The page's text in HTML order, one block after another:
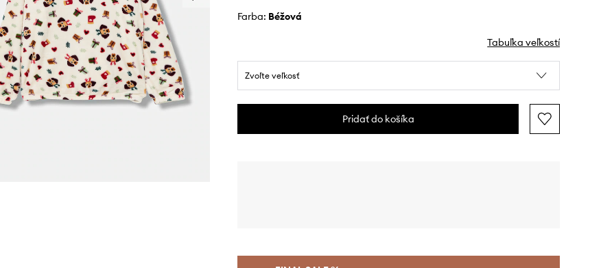
Farba: béžová
Tabuľka veľkostí
Zvoľte veľkosť
Pridať do košíka